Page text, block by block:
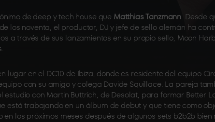
de deep y tech house que Matthias Tanzmann. Desde
los noventa, el productor, DJ y jefe de sello alemán ha
a través de sus lanzamientos en su propio sello, Moon
lugar en el DC10 de Ibiza, donde es residente del equipo
con su amigo y colega Davide Squillace. La pareja
estudio con Martin Buttrich, de Desolat, para formar Better
está trabajando en un álbum de debut y que tiene como
en los próximos meses después de algunos sets b2b2b bien